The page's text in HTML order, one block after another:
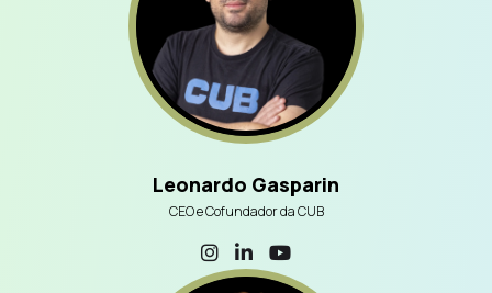
Leonardo Gasparin
CEO e Cofundador da CUB